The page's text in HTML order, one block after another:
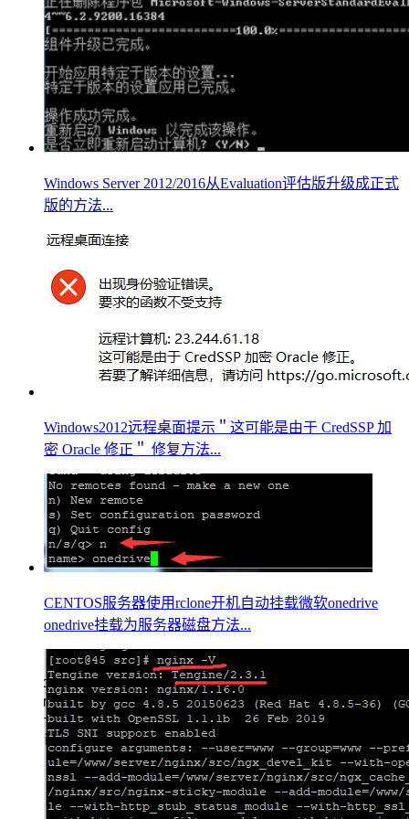
Windows Server 2012/2016从Evaluation评估版升级成正式
版的方法...
Windows2012远程桌面提示＂这可能是由于 CredSSP 加
密 Oracle 修正＂ 修复方法...
CENTOS服务器使用rclone开机自动挂载微软onedrive
onedrive挂载为服务器磁盘方法...